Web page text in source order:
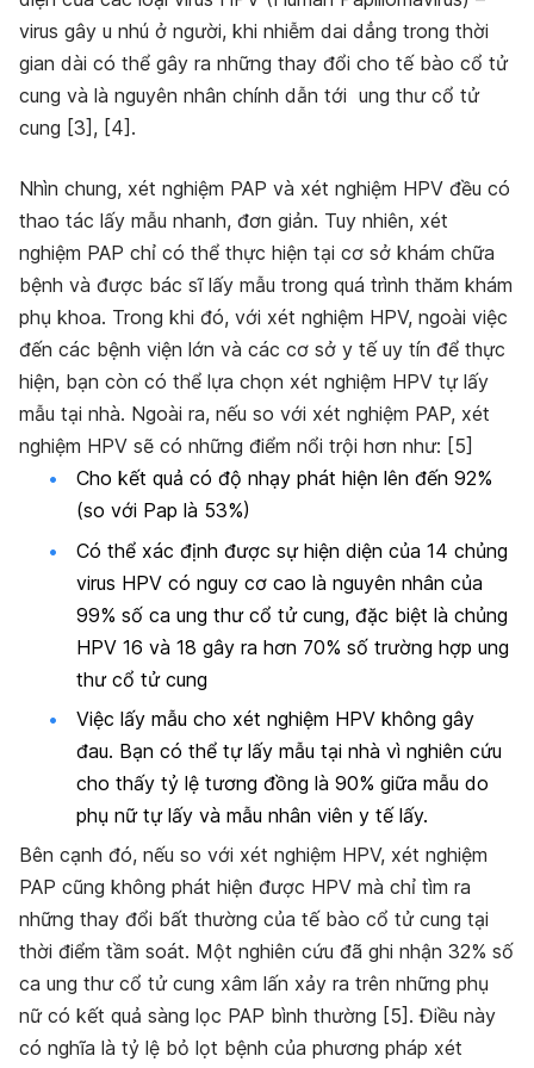
virus gây u nhú ở người, khi nhiễm dai dẳng trong thời
gian dài có thể gây ra những thay đổi cho tế bào cổ tử
cung và là nguyên nhân chính dẫn tới ung thư cổ tử
cung [3], [4].
Nhìn chung, xét nghiệm PAP và xét nghiệm HPV đều có
thao tác lấy mẫu nhanh, đơn giản. Tuy nhiên, xét
nghiệm PAP chỉ có thể thực hiện tại cơ sở khám chữa
bệnh và được bác sĩ lấy mẫu trong quá trình thăm khám
phụ khoa. Trong khi đó, với xét nghiệm HPV, ngoài việc
đến các bệnh viện lớn và các cơ sở y tế uy tín để thực
hiện, bạn còn có thể lựa chọn xét nghiệm HPV tự lấy
mẫu tại nhà. Ngoài ra, nếu so với xét nghiệm PAP, xét
nghiệm HPV sẽ có những điểm nổi trội hơn như: [5]
Cho kết quả có độ nhạy phát hiện lên đến 92%
(so với Pap là 53%)
Có thể xác định được sự hiện diện của 14 chủng
virus HPV có nguy cơ cao là nguyên nhân của
99% số ca ung thư cổ tử cung, đặc biệt là chủng
HPV 16 và 18 gây ra hơn 70% số trường hợp ung
thư cổ tử cung
Việc lấy mẫu cho xét nghiệm HPV không gây
đau. Bạn có thể tự lấy mẫu tại nhà vì nghiên cứu
cho thấy tỷ lệ tương đồng là 90% giữa mẫu do
phụ nữ tự lấy và mẫu nhân viên y tế lấy.
Bên cạnh đó, nếu so với xét nghiệm HPV, xét nghiệm
PAP cũng không phát hiện được HPV mà chỉ tìm ra
những thay đổi bất thường của tế bào cổ tử cung tại
thời điểm tầm soát. Một nghiên cứu đã ghi nhận 32% số
ca ung thư cổ tử cung xâm lấn xảy ra trên những phụ
nữ có kết quả sàng lọc PAP bình thường [5].Điều này
có nghĩa là tỷ lệ bỏ lọt bệnh của phương pháp xét